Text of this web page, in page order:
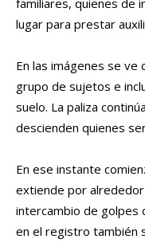
familiares, quienes de
lugar para prestar
En las imágenes se ve
grupo de sujetos e
suelo. La paliza
descienden quienes
En ese instante
extiende por
intercambio de golpes
en el registro también